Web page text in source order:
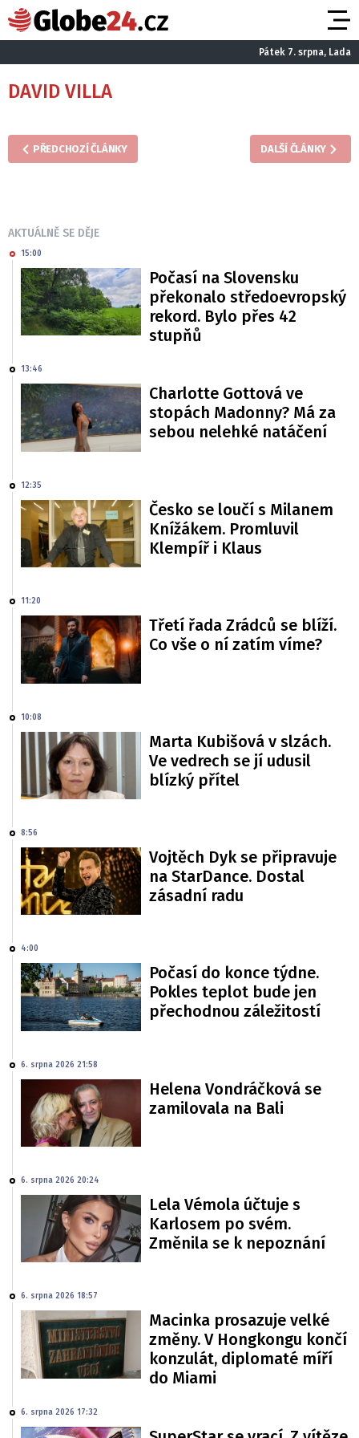
Pátek 7. srpna, Lada
DAVID VILLA
PŘEDCHOZÍ ČLÁNKY DALŠÍ ČLÁNKY
AKTUÁLNĚ SE DĚJE
15:00
Počasí na Slovensku
překonalo středoevropský
rekord. Bylo přes 42
stupňů
13:46
Charlotte Gottová ve
stopách Madonny? Má za
sebou nelehké natáčení
12:35
Česko se loučí s Milanem
Knížákem. Promluvil
Klempíř i Klaus
11:20
Třetí řada Zrádců se blíží.
Co vše o ní zatím víme?
10:08
Marta Kubišová v slzách.
Ve vedrech se jí udusil
blízký přítel
8:56
Vojtěch Dyk se připravuje
na StarDance. Dostal
zásadní radu
4:00
Počasí do konce týdne.
Pokles teplot bude jen
přechodnou záležitostí
6. srpna 2026 21:58
Helena Vondráčková se
zamilovala na Bali
6. srpna 2026 20:24
Lela Vémola účtuje s
Karlosem po svém.
Změnila se k nepoznání
6. srpna 2026 18:57
Macinka prosazuje velké
změny. V Hongkongu končí
konzulát, diplomaté míří
do Miami
6. srpna 2026 17:32